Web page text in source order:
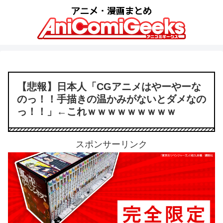
【悲報】日本人「CGアニメはやーやーな
のっ！！手描きの温かみがないとダメなの
っ！！」←これｗｗｗｗｗｗｗｗｗ
スポンサーリンク